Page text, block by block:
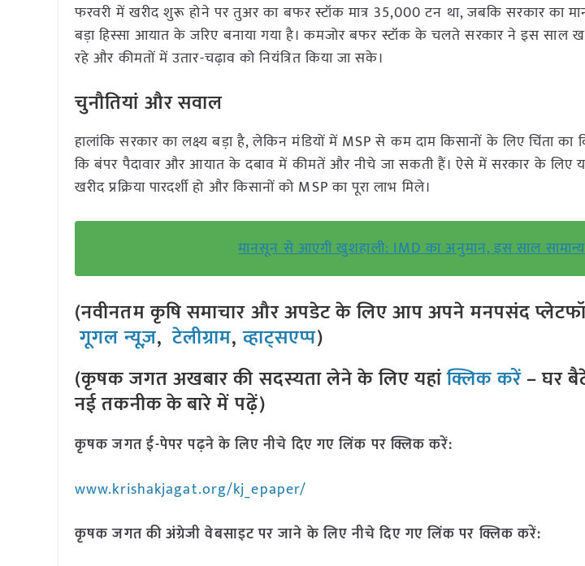
फरवरी में खरीद शुरू होने पर तुअर का बफर स्टॉक मात्र 35,000 टन था, जबकि सरकार का
बड़ा हिस्सा आयात के जरिए बनाया गया है। कमजोर बफर स्टॉक के चलते सरकार ने इस साल
रहे और कीमतों में उतार-चढ़ाव को नियंत्रित किया जा सके।
चुनौतियां और सवाल
हालांकि सरकार का लक्ष्य बड़ा है, लेकिन मंडियों में MSP से कम दाम किसानों के लिए चिंता का
कि बंपर पैदावार और आयात के दबाव में कीमतें और नीचे जा सकती हैं। ऐसे में सरकार के लिए
खरीद प्रक्रिया पारदर्शी हो और किसानों को MSP का पूरा लाभ मिले।
मानसून से आएगी खुशहाली: IMD का अनुमान, इस साल सामान्य
(नवीनतम कृषि समाचार और अपडेट के लिए आप अपने मनपसंद
गूगल न्यूज़,टेलीग्राम,व्हाट्सएप्प)
(कृषक जगत अखबार की सदस्यता लेने के लिए यहांक्लिक करें– घर
नई तकनीक के बारे में पढ़ें)
कृषक जगत ई-पेपर पढ़ने के लिए नीचे दिए गए लिंक पर क्लिक करें:
www.krishakjagat.org/kj_epaper/
कृषक जगत की अंग्रेजी वेबसाइट पर जाने के लिए नीचे दिए गए लिंक पर क्लिक करें: